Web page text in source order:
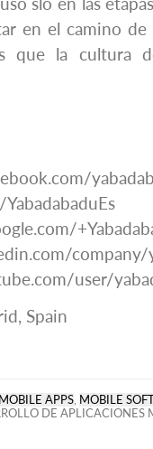
en el camino
que la cultura
company/
user/
Spain
MOBILE APPS, MOBILE
DE APLICACIONES